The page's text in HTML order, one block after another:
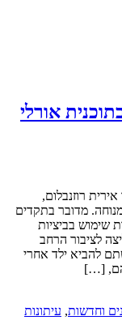
אורלי
רוזנבלום,
מדובר בתקדים
שימוש בביציות
לציבור הרחב
להביא ילד אחרי
[…]
וחדשות, עיתונות